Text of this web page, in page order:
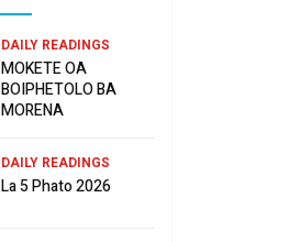
DAILY READINGS
MOKETE OA
BOIPHETOLO BA
MORENA
DAILY READINGS
La 5 Phato 2026